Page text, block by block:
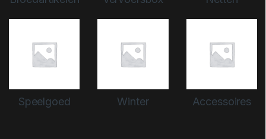
Speelgoed Winter Accessoires